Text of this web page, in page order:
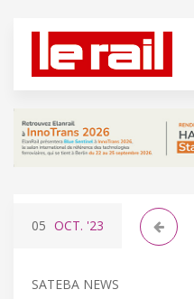
05 OCT. '23
SATEBA NEWS